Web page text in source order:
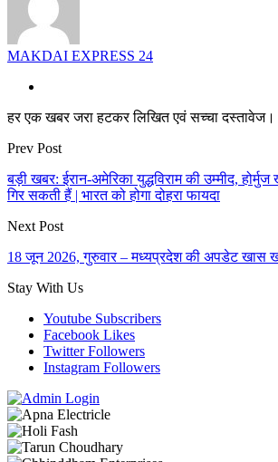
MAKDAI EXPRESS 24
हर एक खबर जरा हटकर लिखित एवं सच्चा दस्तावेज।
Prev Post
बड़ी खबर: ईरान-अमेरिका युद्धविराम की उम्मीद,
गिर सकती हैं | भारत को होगा दोहरा फायदा
Next Post
18 जून 2026, गुरुवार – मध्यप्रदेश की अपडेट खास
Stay With Us
Youtube Subscribers
Facebook Likes
Twitter Followers
Instagram Followers